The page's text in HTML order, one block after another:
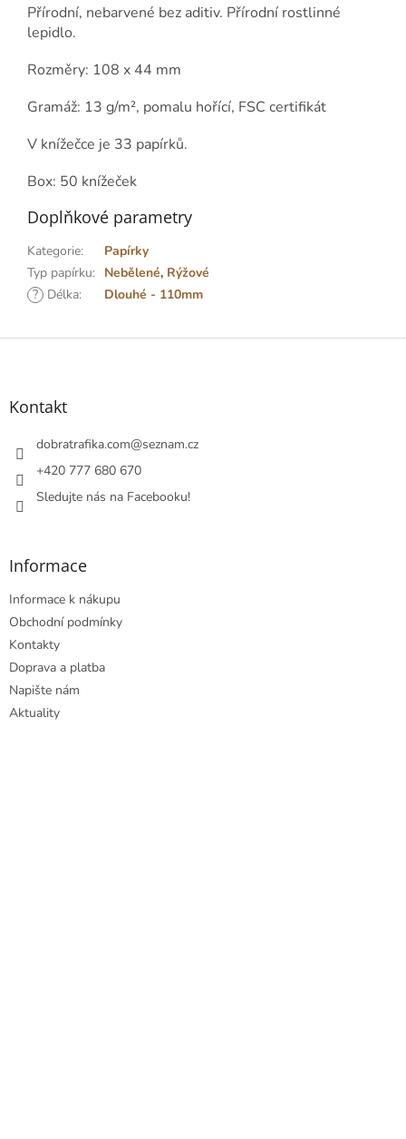
Přírodní, nebarvené bez aditiv. Přírodní rostlinné
lepidlo.
Rozměry: 108 x 44 mm
Gramáž: 13 g/m², pomalu hořící, FSC certifikát
V knížečce je 33 papírků.
Box: 50 knížeček
Doplňkové parametry
Kategorie:
Papírky
Typ papírku: Nebělené, Rýžové
? Délka: Dlouhé - 110mm
Z
Kontakt
dobratrafika.com@seznam.cz
+420 777 680 670
Sledujte nás na Facebooku!
Informace
Informace k nákupu
Obchodní podmínky
Kontakty
Doprava a platba
Napište nám
Aktuality